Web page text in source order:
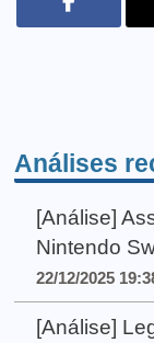
Análises
[Análise]
Nintendo
22/12/2025
[Análise]